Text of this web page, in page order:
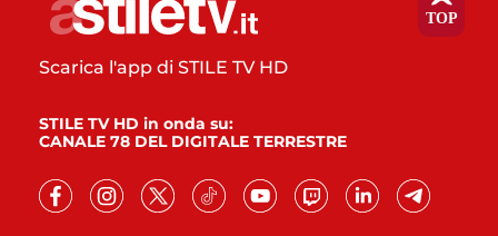
Scarica l'app di STILE TV HD
STILE TV HD in onda su:
CANALE 78 DEL DIGITALE TERRESTRE